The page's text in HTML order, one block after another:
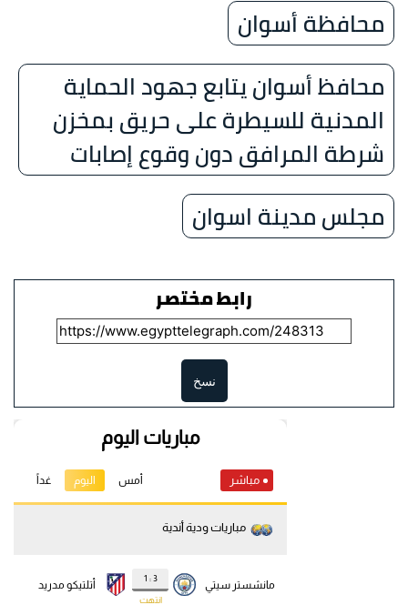
محافظة أسوان
محافظ أسوان يتابع جهود الحماية
المدنية للسيطرة على حريق بمخزن
شرطة المرافق دون وقوع إصابات
مجلس مدينة اسوان
رابط مختصر
نسخ